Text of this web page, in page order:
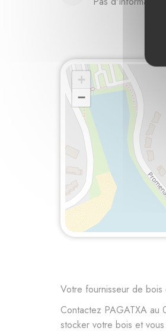
+
−
Votre fournisseur de bois
Contactez PAGATXA au
stocker votre bois et